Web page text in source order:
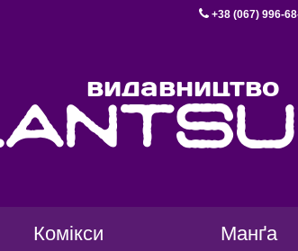
+38 (067) 996-
видавництво
Комікси Манґа